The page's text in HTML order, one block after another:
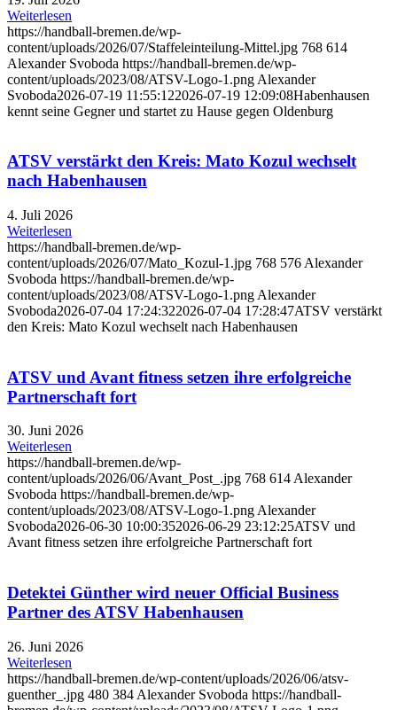
Weiterlesen
https://handball-bremen.de/wp-
content/uploads/2026/07/Staffeleinteilung-Mittel.jpg 768 614
Alexander Svoboda https://handball-bremen.de/wp-
content/uploads/2023/08/ATSV-Logo-1.png Alexander
Svoboda2026-07-19 11:55:122026-07-19 12:09:08Habenhausen
kennt seine Gegner und startet zu Hause gegen Oldenburg
ATSV verstärkt den Kreis: Mato Kozul wechselt
nach Habenhausen
4. Juli 2026
Weiterlesen
https://handball-bremen.de/wp-
content/uploads/2026/07/Mato_Kozul-1.jpg 768 576 Alexander
Svoboda https://handball-bremen.de/wp-
content/uploads/2023/08/ATSV-Logo-1.png Alexander
Svoboda2026-07-04 17:24:322026-07-04 17:28:47ATSV verstärkt
den Kreis: Mato Kozul wechselt nach Habenhausen
ATSV und Avant fitness setzen ihre erfolgreiche
Partnerschaft fort
30. Juni 2026
Weiterlesen
https://handball-bremen.de/wp-
content/uploads/2026/06/Avant_Post_.jpg 768 614Alexander
Svoboda https://handball-bremen.de/wp-
content/uploads/2023/08/ATSV-Logo-1.pngAlexander
Svoboda2026-06-30 10:00:352026-06-29 23:12:25ATSV und
Avant fitness setzen ihre erfolgreiche Partnerschaft fort
Detektei Günther wird neuer Official Business
Partner des ATSV Habenhausen
26. Juni 2026
Weiterlesen
https://handball-bremen.de/wp-content/uploads/2026/06/atsv-
guenther_.jpg 480 384 Alexander Svoboda https://handball-